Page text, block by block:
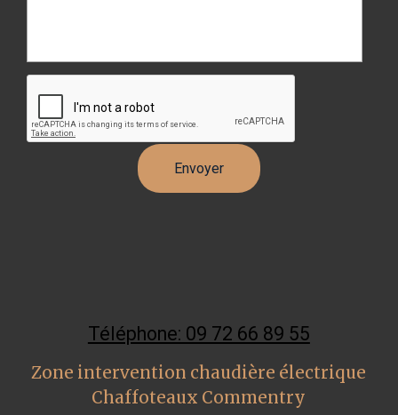
Téléphone: 09 72 66 89 55
Zone intervention chaudière électrique
Chaffoteaux Commentry